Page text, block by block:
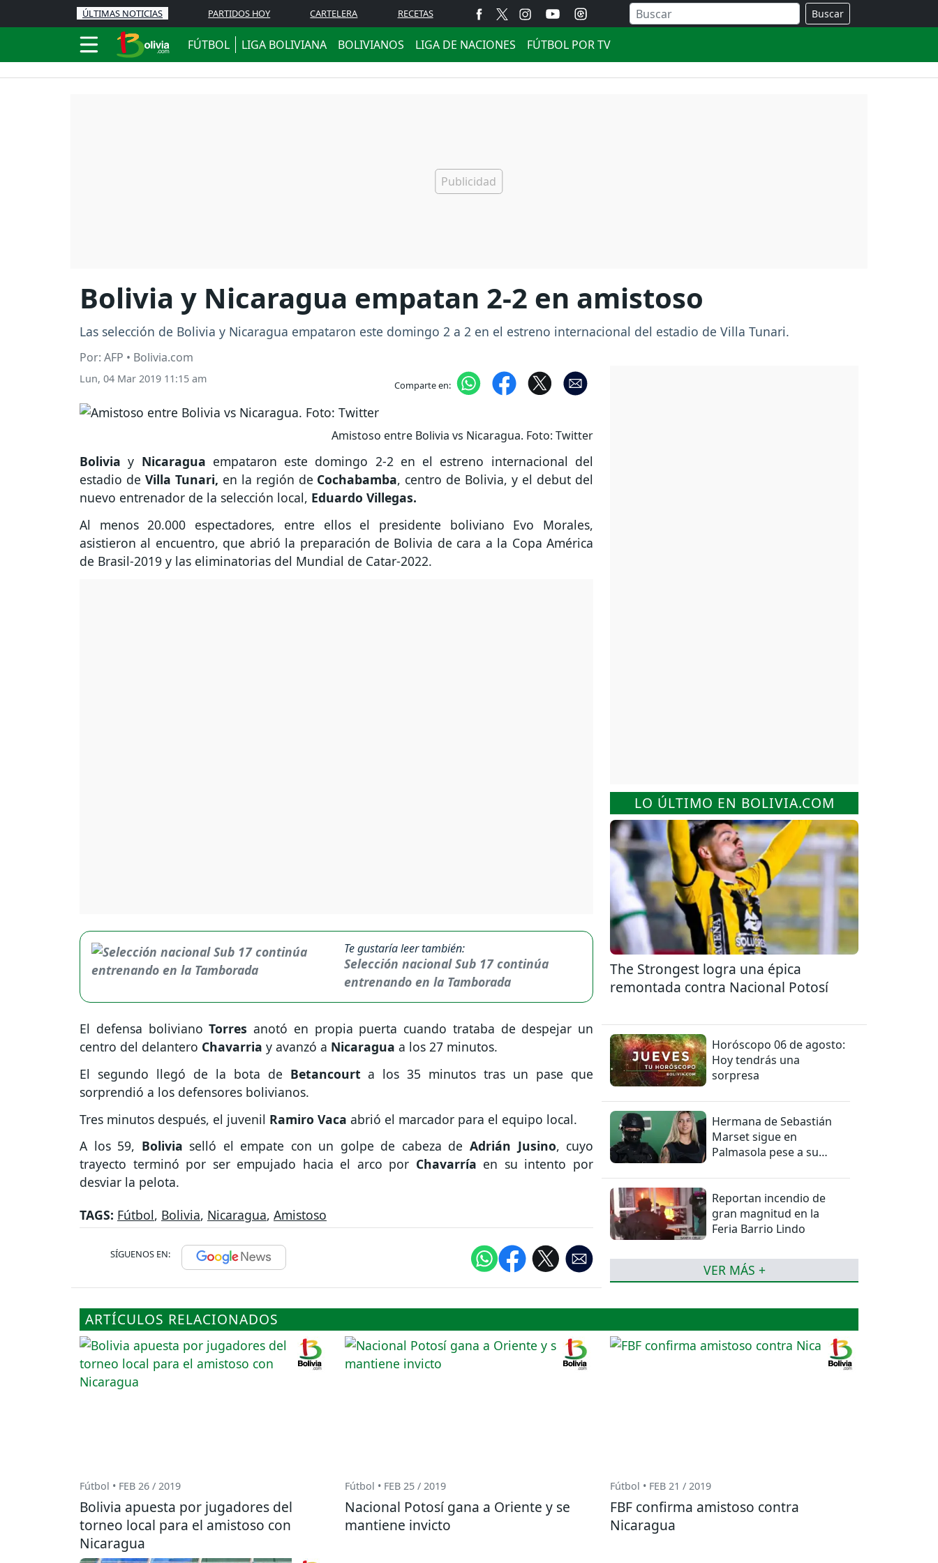
ÚLTIMAS NOTICIAS PARTIDOS HOY CARTELERA RECETAS Buscar
FÚTBOL LIGA BOLIVIANA BOLIVIANOS LIGA DE NACIONES FÚTBOL POR TV
Bolivia y Nicaragua empatan 2-2 en amistoso
Las selección de Bolivia y Nicaragua empataron este domingo 2 a 2 en el estreno internacional del estadio de Villa Tunari.
Por: AFP • Bolivia.com
Lun, 04 Mar 2019 11:15 am Comparte en:
Amistoso entre Bolivia vs Nicaragua. Foto: Twitter
Boliviay Nicaragua empataron este domingo 2-2 en el estreno internacional del
estadio de Villa Tunari, en la región de Cochabamba, centro de Bolivia, y el debut del
nuevo entrenador de la selección local, Eduardo Villegas.
Al menos 20.000 espectadores, entre ellos el presidente boliviano Evo Morales,
asistieron al encuentro, que abrió la preparación de Bolivia de cara a la Copa América
de Brasil-2019 y las eliminatorias del Mundial de Catar-2022.
Te gustaría leer también:
Selección nacional Sub 17 continúa
entrenando en la Tamborada
El defensa bolivianoTorres anotó en propia puerta cuando trataba de despejar un
centro del delantero Chavarria y avanzó a Nicaragua a los 27 minutos.
El segundo llegó de la bota de Betancourta los 35 minutos tras un pase que
sorprendió a los defensores bolivianos.
Tres minutos después, el juvenil Ramiro Vaca abrió el marcador para el equipo local.
A los 59, Bolivia selló el empate con un golpe de cabeza de Adrián Jusino, cuyo
trayecto terminó por ser empujado hacia el arco por Chavarría en su intento por
desviar la pelota.
TAGS: Fútbol, Bolivia, Nicaragua, Amistoso
SÍGUENOS EN:
LO ÚLTIMO EN BOLIVIA.COM
The Strongest logra una épica
remontada contra Nacional Potosí
Horóscopo 06 de agosto:
Hoy tendrás una
sorpresa
Hermana de Sebastián
Marset sigue en
Palmasola pese a su
Reportan incendio de
gran magnitud en la
Feria Barrio Lindo
VER MÁS +
ARTÍCULOS RELACIONADOS
Fútbol • FEB 26 / 2019
Bolivia apuesta por jugadores del
torneo local para el amistoso con
Nicaragua
Fútbol • FEB 25 / 2019
Nacional Potosí gana a Oriente y se
mantiene invicto
Fútbol • FEB 21 / 2019
FBF confirma amistoso contra
Nicaragua